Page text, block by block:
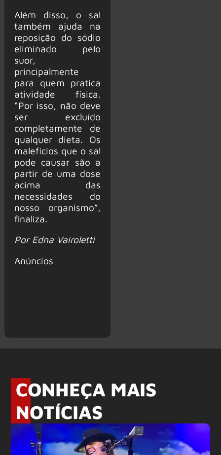
Além disso, o sal
também ajuda na
reposição do sódio
eliminado pelo
suor,
principalmente
para quem pratica
atividade física.
“Por isso, não deve
ser excluído
completamente de
qualquer dieta. Os
malefícios que o sal
pode causar são a
partir de uma dose
acima das
necessidades do
nosso organismo”,
finaliza.
Por Edna Vairoletti
Anúncios
CONHEÇA MAIS
NOTÍCIAS